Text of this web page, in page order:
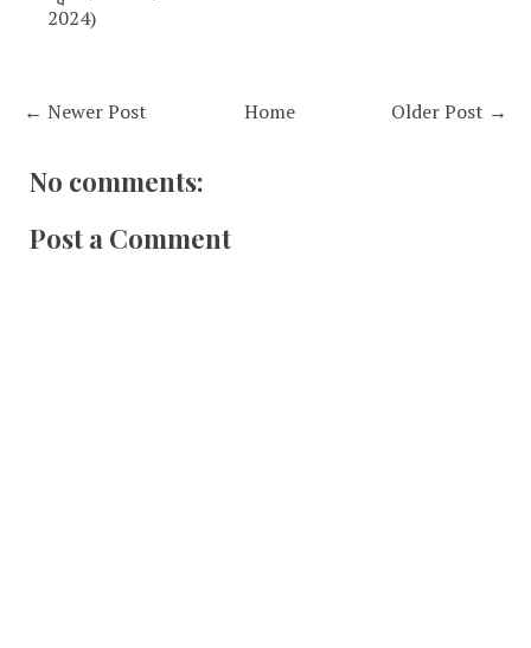
2024)
← Newer Post Older Post →
Home
No comments:
Post a Comment